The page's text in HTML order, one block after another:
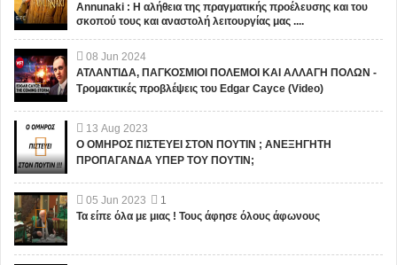
Annunaki : Η αλήθεια της πραγματικής προέλευσης και του
σκοπού τους και αναστολή λειτουργίας μας ....
08 Jun 2024
ΑΤΛΑΝΤΙΔΑ, ΠΑΓΚΟΣΜΙΟΙ ΠΟΛΕΜΟΙ ΚΑΙ ΑΛΛΑΓΗ ΠΟΛΩΝ -
Τρομακτικές προβλέψεις του Edgar Cayce (Video)
13 Aug 2023
Ο ΟΜΗΡΟΣ ΠΙΣΤΕΥΕΙ ΣΤΟΝ ΠΟΥΤΙΝ ; ΑΝΕΞΗΓΗΤΗ
ΠΡΟΠΑΓΑΝΔΑ ΥΠΕΡ ΤΟΥ ΠΟΥΤΙΝ;
05 Jun 2023
1
Τα είπε όλα με μιας ! Τους άφησε όλους άφωνους